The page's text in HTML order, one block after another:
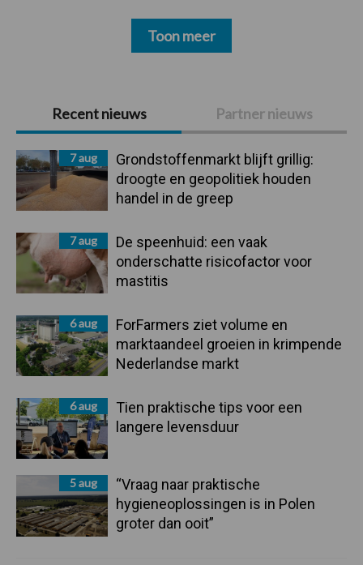
Primaire
Sidebar
Recent nieuws Partner nieuws
7 aug
Grondstoffenmarkt blijft grillig:
droogte en geopolitiek houden
handel in de greep
7 aug
De speenhuid: een vaak
onderschatte risicofactor voor
mastitis
6 aug
ForFarmers ziet volume en
marktaandeel groeien in krimpende
Nederlandse markt
6 aug
Tien praktische tips voor een
langere levensduur
5 aug
“Vraag naar praktische
hygieneoplossingen is in Polen
groter dan ooit”
Toon meer